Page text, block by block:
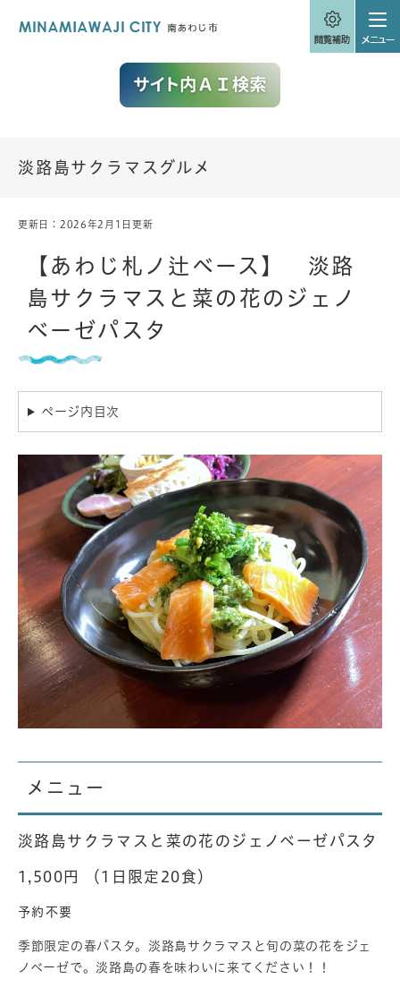
淡路島サクラマスグルメ
本
更新日：2026年2月1日更新
【あわじ札ノ辻ベース】 淡路
島サクラマスと菜の花のジェノ
ベーゼパスタ
ページ内目次
メニュー
淡路島サクラマスと菜の花のジェノベーゼパスタ
1,500円 （1日限定20食）
予約不要
季節限定の春パスタ。淡路島サクラマスと旬の菜の花をジェ
ノベーゼで。淡路島の春を味わいに来てください！！